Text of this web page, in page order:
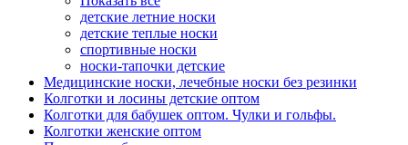
детские летние носки
детские теплые носки
спортивные носки
носки-тапочки детские
Медицинские носки, лечебные носки без резинки
Колготки и лосины детские оптом
Колготки для бабушек оптом. Чулки и гольфы.
Колготки женские оптом